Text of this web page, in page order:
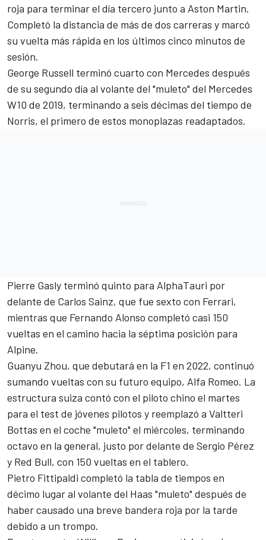
roja para terminar el día tercero junto a Aston Martin.
Completó la distancia de más de dos carreras y marcó
su vuelta más rápida en los últimos cinco minutos de
sesión.
George Russell terminó cuarto con Mercedes después
de su segundo día al volante del "muleto" del Mercedes
W10 de 2019, terminando a seis décimas del tiempo de
Norris, el primero de estos monoplazas readaptados.
Pierre Gasly terminó quinto para AlphaTauri por
delante de Carlos Sainz, que fue sexto con Ferrari,
mientras que Fernando Alonso completó casi 150
vueltas en el camino hacia la séptima posición para
Alpine.
Guanyu Zhou, que debutará en la F1 en 2022, continuó
sumando vueltas con su futuro equipo, Alfa Romeo. La
estructura suiza contó con el piloto chino el martes
para el test de jóvenes pilotos y reemplazó a Valtteri
Bottas en el coche "muleto" el miércoles, terminando
octavo en la general, justo por delante de Sergio Pérez
y Red Bull, con 150 vueltas en el tablero.
Pietro Fittipaldi completó la tabla de tiempos en
décimo lugar al volante del Haas "muleto" después de
haber causado una breve bandera roja por la tarde
debido a un trompo.